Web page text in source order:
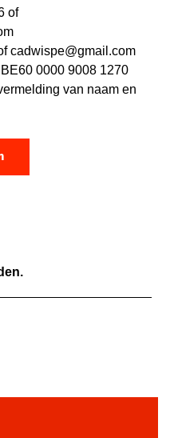
of
cadwispe@gmail.com
0000 9008 1270
van naam en